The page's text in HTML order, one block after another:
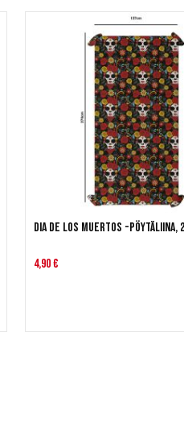
Dia de los muertos -pöytäliina,
4,90 €